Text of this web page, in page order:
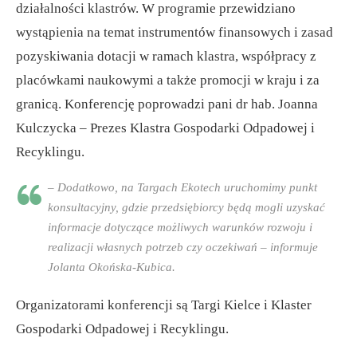
działalności klastrów. W programie przewidziano
wystąpienia na temat instrumentów finansowych i zasad
pozyskiwania dotacji w ramach klastra, współpracy z
placówkami naukowymi a także promocji w kraju i za
granicą. Konferencję poprowadzi pani dr hab. Joanna
Kulczycka – Prezes Klastra Gospodarki Odpadowej i
Recyklingu.
– Dodatkowo, na Targach Ekotech uruchomimy punkt
konsultacyjny, gdzie przedsiębiorcy będą mogli uzyskać
informacje dotyczące możliwych warunków rozwoju i
realizacji własnych potrzeb czy oczekiwań – informuje
Jolanta Okońska-Kubica.
Organizatorami konferencji są Targi Kielce i Klaster
Gospodarki Odpadowej i Recyklingu.